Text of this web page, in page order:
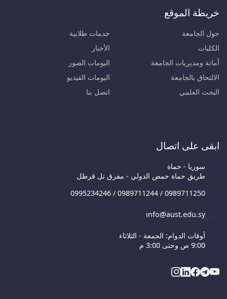
خريطة الموقع
حول الجامعة
الكليات
أمانة ومديريات الجامعة
الالتحاق بالجامعة
البحث العلمي
خدمات طلابية
الأخبار
البومات الصور
البومات الفيديو
اتصل بنا
ابقى على اتصال
سوريا - حماة
طريق حماة حمص الدولي - مفرق تل قرطل
0995234246 / 0989711244 / 0989711250
info@aust.edu.sy
أوقات الدوام: الجمعة - الثلاثاء
9:00 ص وحتى 3:00 م